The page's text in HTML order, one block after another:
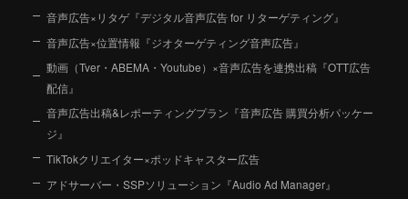
音声広告×リタゲ『デジタル音声広告 for リターゲティング』
音声広告×位置情報『ジオターゲティング音声広告』
動画（Tver・ABEMA・Youtube）×音声広告を連携出稿『OTT広告
配信』
音声広告出稿&レポーティングプラン『音声広告 購買分析パッケー
ジ』
TikTokクリエイター×ポッドキャスター広告
アドサーバー・SSPソリューション『Audio Ad Manager』